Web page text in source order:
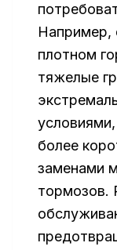
Например,
плотном
тяжелые
более
заменами
тормозов.